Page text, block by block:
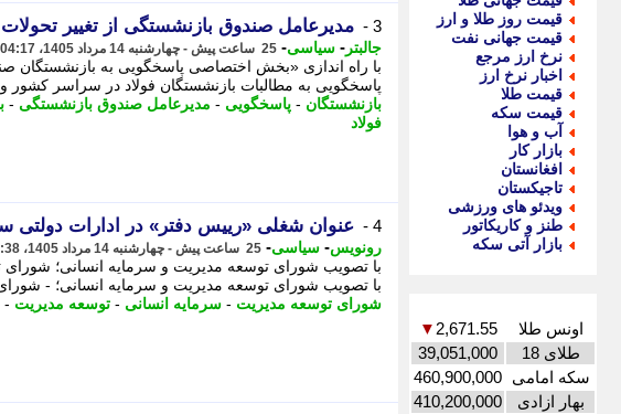
قیمت روز طلا و ارز
قیمت جهانی نفت
نرخ ارز مرجع
اخبار نرخ ارز
قیمت طلا
قیمت سکه
آب و هوا
بازار کار
افغانستان
تاجیکستان
ویدئو های ورزشی
طنز و کاریکاتور
بازار آتی سکه
اونس طلا 2,671.55
▼
طلای 18
39,051,000
سکه امامی 460,900,000
بهار ازادی
410,200,000
3 - مدیرعامل صندوق بازنشستگی از تغییر
جالبتر - سیاسی- 25 ساعت پیش - چهارشنبه 14 مرداد 1405، 04:17
پاسخگویی به مطالبات بازنشستگان فولاد در سراسر کشور
بازنشستگان - پاسخگویی - مدیرعامل صندوق بازنشستگی -
فولاد
4 - عنوان شغلی «رییس دفتر» در ادارات دولتی
رونویس- سیاسی- 25 ساعت پیش - چهارشنبه 14 مرداد 1405، 03:38
با تصویب شورای توسعه مدیریت و سرمایه انسانی؛ شورای
با تصویب شورای توسعه مدیریت و سرمایه انسانی؛ -
شورای توسعه مدیریت - سرمایه انسانی - توسعه مدیریت -